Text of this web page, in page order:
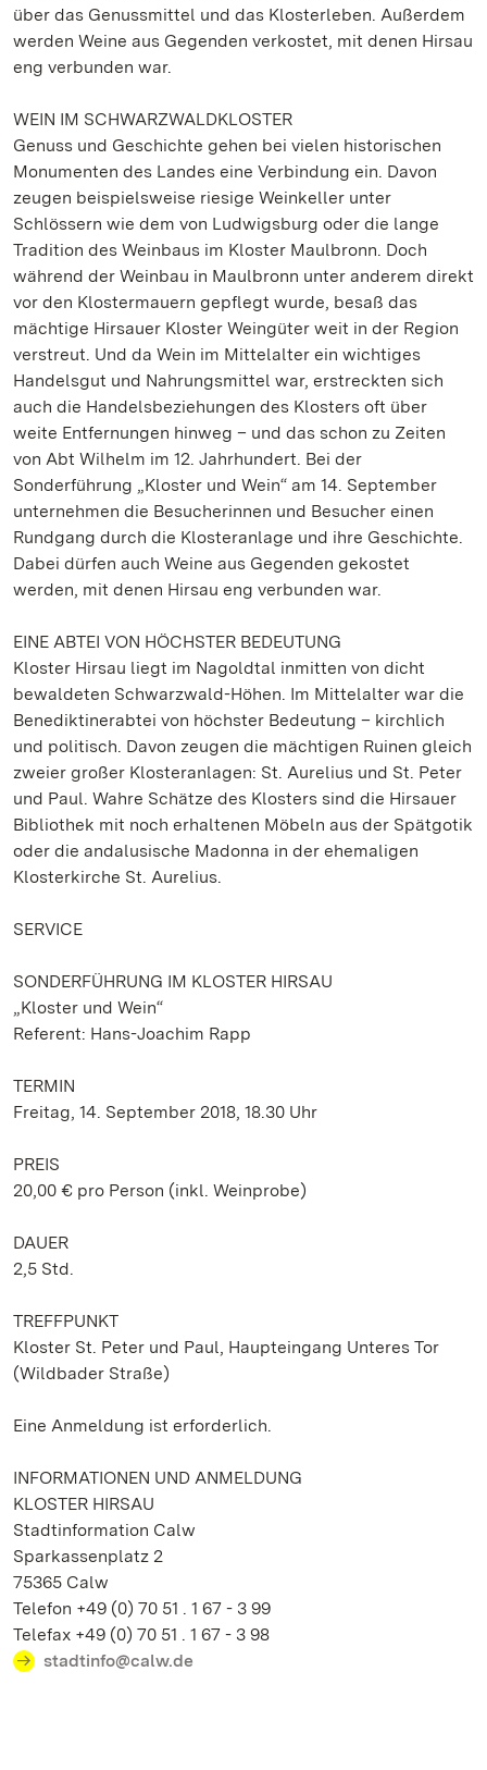
über das Genussmittel und das Klosterleben. Außerdem
werden Weine aus Gegenden verkostet, mit denen Hirsau
eng verbunden war.
WEIN IM SCHWARZWALDKLOSTER
Genuss und Geschichte gehen bei vielen historischen
Monumenten des Landes eine Verbindung ein. Davon
zeugen beispielsweise riesige Weinkeller unter
Schlössern wie dem von Ludwigsburg oder die lange
Tradition des Weinbaus im Kloster Maulbronn. Doch
während der Weinbau in Maulbronn unter anderem direkt
vor den Klostermauern gepflegt wurde, besaß das
mächtige Hirsauer Kloster Weingüter weit in der Region
verstreut. Und da Wein im Mittelalter ein wichtiges
Handelsgut und Nahrungsmittel war, erstreckten sich
auch die Handelsbeziehungen des Klosters oft über
weite Entfernungen hinweg – und das schon zu Zeiten
von Abt Wilhelm im 12. Jahrhundert. Bei der
Sonderführung „Kloster und Wein“ am 14. September
unternehmen die Besucherinnen und Besucher einen
Rundgang durch die Klosteranlage und ihre Geschichte.
Dabei dürfen auch Weine aus Gegenden gekostet
werden, mit denen Hirsau eng verbunden war.
EINE ABTEI VON HÖCHSTER BEDEUTUNG
Kloster Hirsau liegt im Nagoldtal inmitten von dicht
bewaldeten Schwarzwald-Höhen. Im Mittelalter war die
Benediktinerabtei von höchster Bedeutung – kirchlich
und politisch. Davon zeugen die mächtigen Ruinen gleich
zweier großer Klosteranlagen: St. Aurelius und St. Peter
und Paul. Wahre Schätze des Klosters sind die Hirsauer
Bibliothek mit noch erhaltenen Möbeln aus der Spätgotik
oder die andalusische Madonna in der ehemaligen
Klosterkirche St. Aurelius.
SERVICE
SONDERFÜHRUNG IM KLOSTER HIRSAU
„Kloster und Wein“
Referent: Hans-Joachim Rapp
TERMIN
Freitag, 14. September 2018, 18.30 Uhr
PREIS
20,00 € pro Person (inkl. Weinprobe)
DAUER
2,5 Std.
TREFFPUNKT
Kloster St. Peter und Paul, Haupteingang Unteres Tor
(Wildbader Straße)
Eine Anmeldung ist erforderlich.
INFORMATIONEN UND ANMELDUNG
KLOSTER HIRSAU
Stadtinformation Calw
Sparkassenplatz 2
75365 Calw
Telefon +49 (0) 70 51 . 1 67 - 3 99
Telefax +49 (0) 70 51 . 1 67 - 3 98
stadtinfo@calw.de